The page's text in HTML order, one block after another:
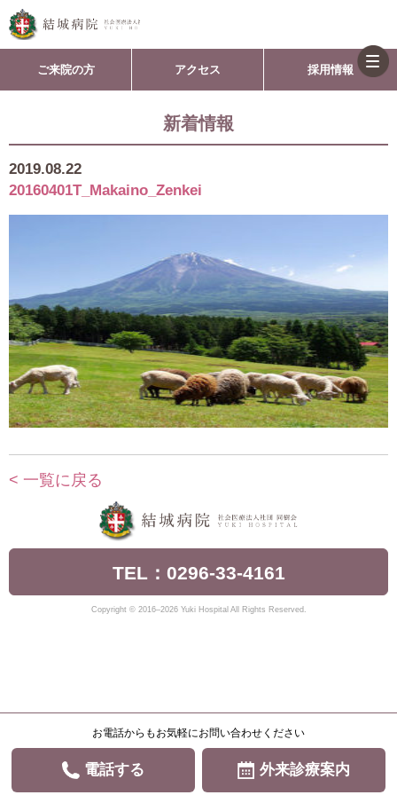
ご来院の方 アクセス 採用情報
新着情報
2019.08.22
20160401T_Makaino_Zenkei
< 一覧に戻る
TEL：0296-33-4161
Copyright © 2016–2026 Yuki Hospital All Rights Reserved.
お電話からもお気軽にお問い合わせください
電話する 外来診療案内